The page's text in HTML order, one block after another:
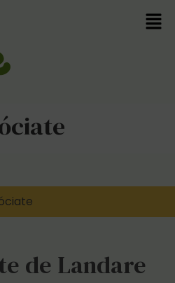
de Landare